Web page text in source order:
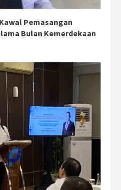
Pemasangan
Bulan Kemerdekaan